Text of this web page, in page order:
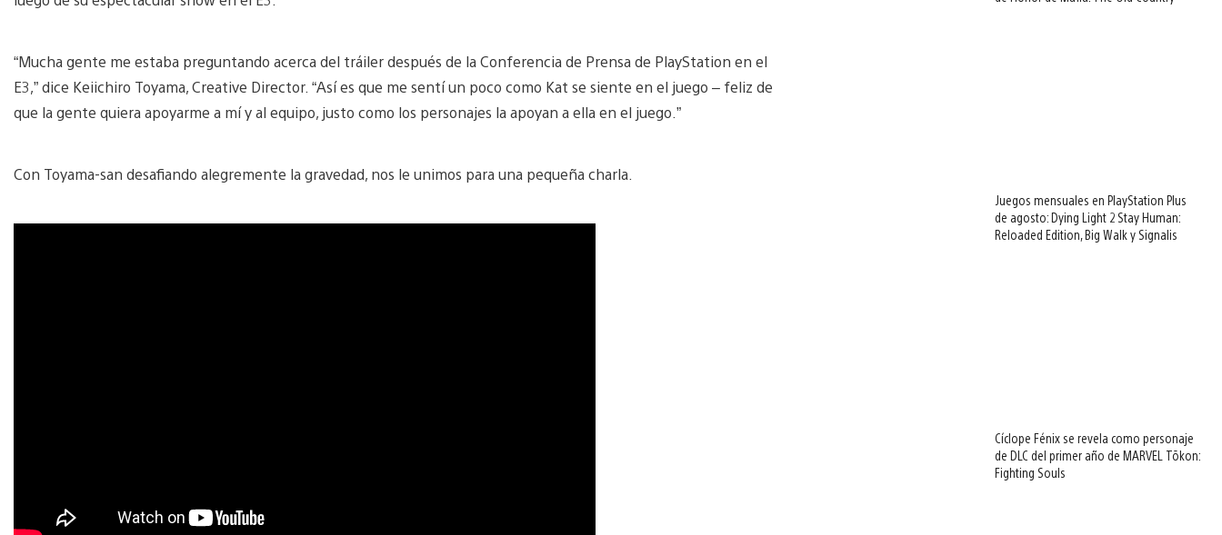
“Mucha gente me estaba preguntando acerca del tráiler después de la Conferencia de Prensa de PlayStation en el
E3,” dice Keiichiro Toyama, Creative Director. “Así es que me sentí un poco como Kat se siente en el juego – feliz de
que la gente quiera apoyarme a mí y al equipo, justo como los personajes la apoyan a ella en el juego.”
Con Toyama-san desafiando alegremente la gravedad, nos le unimos para una pequeña charla.
Juegos mensuales en PlayStation Plus
de agosto: Dying Light 2 Stay Human:
Reloaded Edition, Big Walk y Signalis
Cíclope Fénix se revela como personaje
de DLC del primer año de MARVEL Tōkon:
Fighting Souls